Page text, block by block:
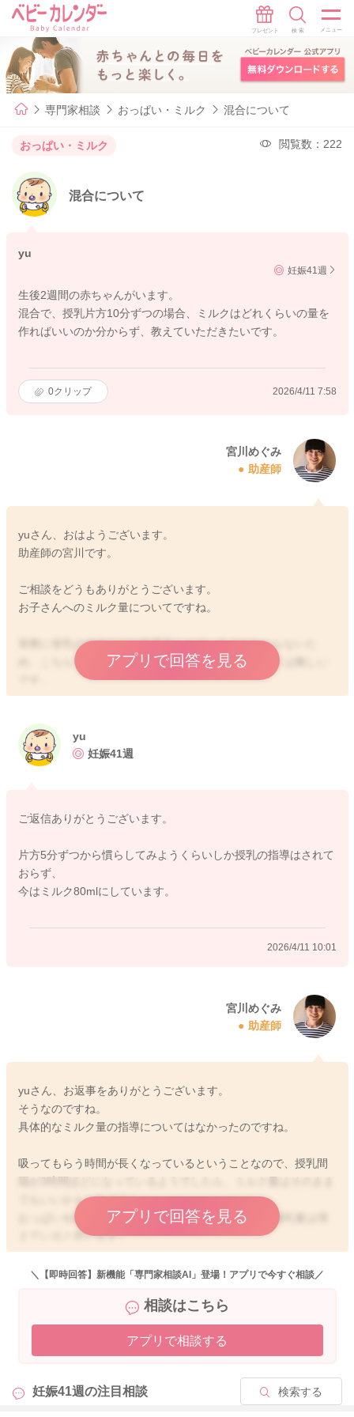
専門家相談 おっぱい・ミルク 混合について
おっぱい・ミルク 閲覧数：222
混合について
yu
妊娠41週
生後2週間の赤ちゃんがいます。
混合で、授乳片方10分ずつの場合、ミルクはどれくらいの量を
作ればいいのか分からず、教えていただきたいです。
0クリップ 2026/4/11 7:58
宮川めぐみ
助産師
yuさん、おはようございます。
助産師の宮川です。
ご相談をどうもありがとうございます。
お子さんへのミルク量についてですね。
実際に母乳の分泌がどの程度見られているのかわからないた
め、こちらでも具体的にお返事をさせていただくことは難しい
ミルクを追加されていたのはどれぐらいになりますか？
アプリで回答を見る
yu
妊娠41週
ご返信ありがとうございます。
片方5分ずつから慣らしてみようくらいしか授乳の指導はされて
おらず、
今はミルク80mlにしています。
2026/4/11 10:01
宮川めぐみ
助産師
yuさん、お返事をありがとうございます。
そうなのですね。
具体的なミルク量の指導についてはなかったのですね。
吸ってもらう時間が長くなっているということなので、授乳間
でもいいかもしれません。
おっぱいを吸ってもらう時間が長くなっている分、哺乳量は増
えていると思います。
具体的に、どれぐらいの量が良いのか知りたい！という場合に
り、退院後から今までの体重の増え具合を確認されてみるとい
いですよ。
体重の増え幅によってもミルク量を調整されるといいと思いま
母乳の割合をもし増やしていきたいということもありました
ら、状況によりミルク量を減らしていかれるのがいいと思いま
アプリで回答を見る
＼【即時回答】新機能「専門家相談AI」登場！アプリで今すぐ相談／
相談はこちら
アプリで相談する
妊娠41週の注目相談 検索する